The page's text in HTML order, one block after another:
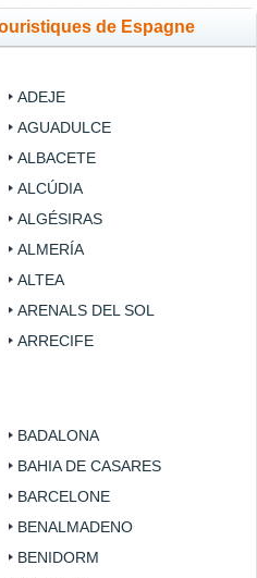
de Espagne
ADEJE
AGUADULCE
ALBACETE
ALCÚDIA
ALGÉSIRAS
ALMERÍA
ALTEA
ARENALS DEL SOL
ARRECIFE
BADALONA
BAHIA DE CASARES
BARCELONE
BENALMADENO
BENIDORM